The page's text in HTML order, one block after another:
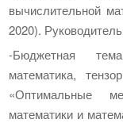
вычислительной
2020).
-Бюджетная
математика,
«Оптимальные
математики и